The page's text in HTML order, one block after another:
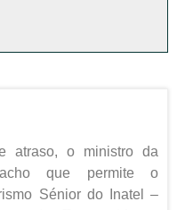
atraso, o ministro da
que permite o
Sénior do Inatel –